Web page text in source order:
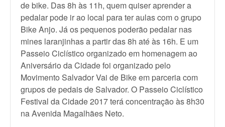
de bike. Das 8h às 11h, quem quiser aprender a
pedalar pode ir ao local para ter aulas com o grupo
Bike Anjo. Já os pequenos poderão pedalar nas
mines laranjinhas a partir das 8h até às 16h. E um
Passeio Ciclístico organizado em homenagem ao
Aniversário da Cidade foi organizado pelo
Movimento Salvador Vai de Bike em parceria com
grupos de pedais de Salvador. O Passeio Ciclístico
Festival da Cidade 2017 terá concentração às 8h30
na Avenida Magalhães Neto.